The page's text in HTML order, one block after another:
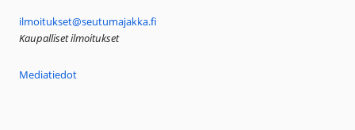
ilmoitukset@seutumajakka.fi
Kaupalliset ilmoitukset
Mediatiedot